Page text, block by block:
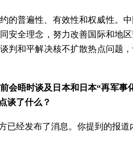
的普遍性、有效性和权威性。
安全理念，努力改善国际和地
判和平解决核不扩散热点问题
会晤时谈及日本和日本“再军
谈了什么？
已经发布了消息。你提到的报